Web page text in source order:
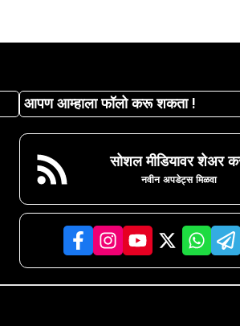
आपण आम्हाला फॉलो करू शकता !
सोशल मीडियावर शेअर
नवीन अपडेट्स मिळवा